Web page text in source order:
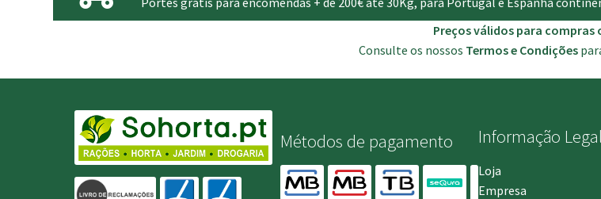
Preços válidos para compras
Consulte os nossos Termos e Condições
Métodos de pagamento Informação Legal
Loja
Empresa